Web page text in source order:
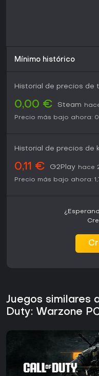
Mínimo histórico
Historial de precios de
0,00 € Steam
Precio más bajo ahora:
Historial de precios de
0,11 € G2Play hace
Precio más bajo ahora:
Juegos similares
Duty: Warzone